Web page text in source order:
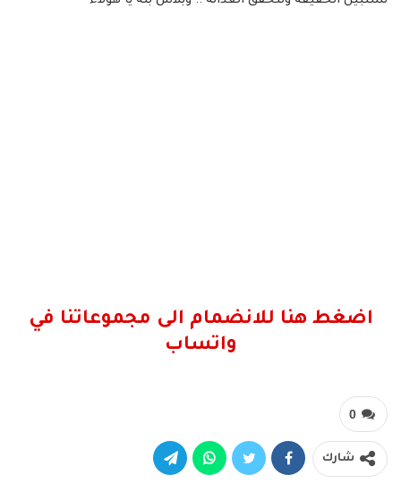
اضغط هنا للانضمام الى مجموعاتنا في
واتساب
0
شارك